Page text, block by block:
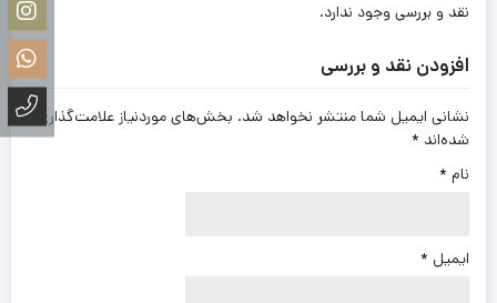
نقد و بررسی وجود ندارد.
افزودن نقد و بررسی
نشانی ایمیل شما منتشر نخواهد شد. بخش‌های موردنیاز علامت‌گذاری
شده‌اند *
نام *
ایمیل *